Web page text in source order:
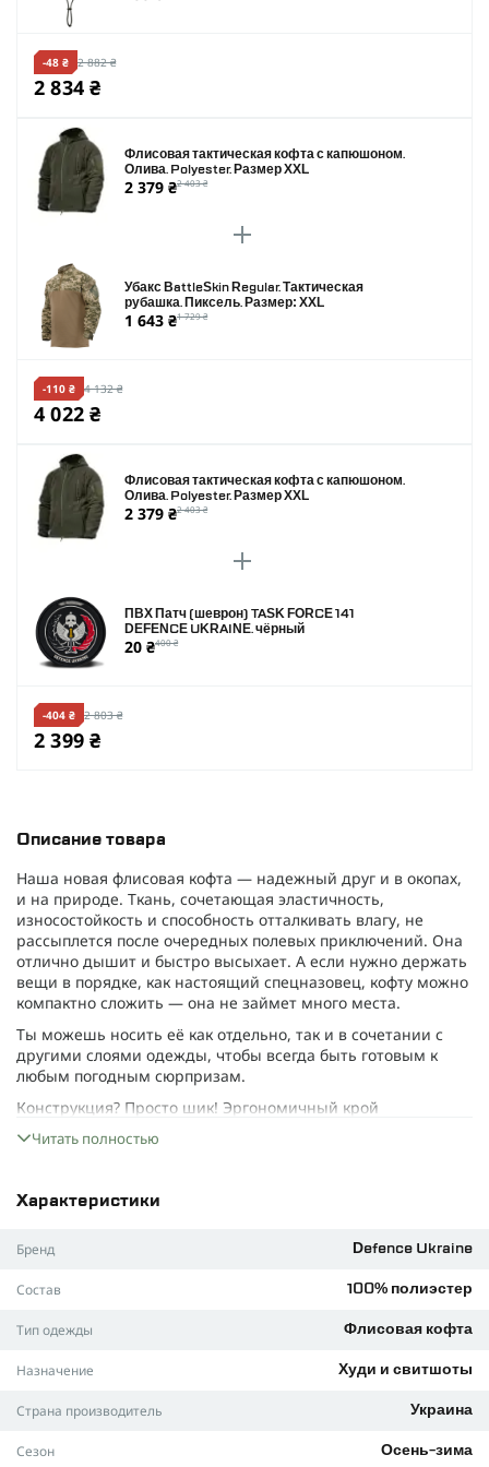
Описание товара
Наша новая флисовая кофта — надежный друг и в окопах,
и на природе. Ткань, сочетающая эластичность,
износостойкость и способность отталкивать влагу, не
рассыплется после очередных полевых приключений. Она
отлично дышит и быстро высыхает. А если нужно держать
вещи в порядке, как настоящий спецназовец, кофту можно
компактно сложить — она не займет много места.
Ты можешь носить её как отдельно, так и в сочетании с
другими слоями одежды, чтобы всегда быть готовым к
любым погодным сюрпризам.
Конструкция? Просто шик! Эргономичный крой
обеспечивает функциональность и комфорт. Ты будешь
чувствовать себя удобно даже в самых сложных ситуациях.
Этот легкий флис плотностью 330 г/м² способен
Polartec. Он отлично дышит и эффективно отводит пот,
плавиться даже в самый напряженный момент.
Флис не боится бактерий, хорошо тянется и не требует
качества после многократных стирок.
Читать полностью
Характеристики
Бренд Defence Ukraine
Состав 100% полиэстер
Тип одежды Флисовая кофта
Назначение Худи и свитшоты
Страна производитель Украина
Сезон Осень-зима
-48 ₴ 2 882 ₴
2 834 ₴
Флисовая тактическая кофта с капюшоном.
Олива. Polyester. Размер XXL
2 379 ₴2 403 ₴
Убакс BattleSkin Regular. Тактическая
рубашка. Пиксель. Размер: XXL
1 643 ₴1 729 ₴
-110 ₴ 4 132 ₴
4 022 ₴
Флисовая тактическая кофта с капюшоном.
Олива. Polyester. Размер XXL
2 379 ₴2 403 ₴
ПВХ Патч (шеврон) TASK FORCE 141
DEFENCE UKRAINE. чёрный
20 ₴400 ₴
-404 ₴ 2 803 ₴
2 399 ₴